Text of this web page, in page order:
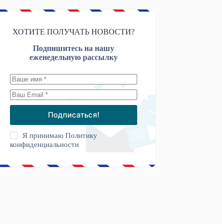
ХОТИТЕ ПОЛУЧАТЬ НОВОСТИ?
Подпишитесь на нашу
еженедельную рассылку
Подписаться!
Я принимаюПолитику
конфиденциальности